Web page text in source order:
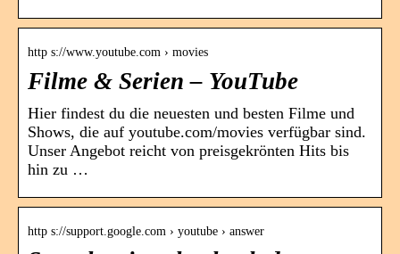
http s://www.youtube.com › movies
Filme & Serien – YouTube
Hier findest du die neuesten und besten Filme und
Shows, die auf youtube.com/movies verfügbar sind.
Unser Angebot reicht von preisgekrönten Hits bis
hin zu …
http s://support.google.com › youtube › answer